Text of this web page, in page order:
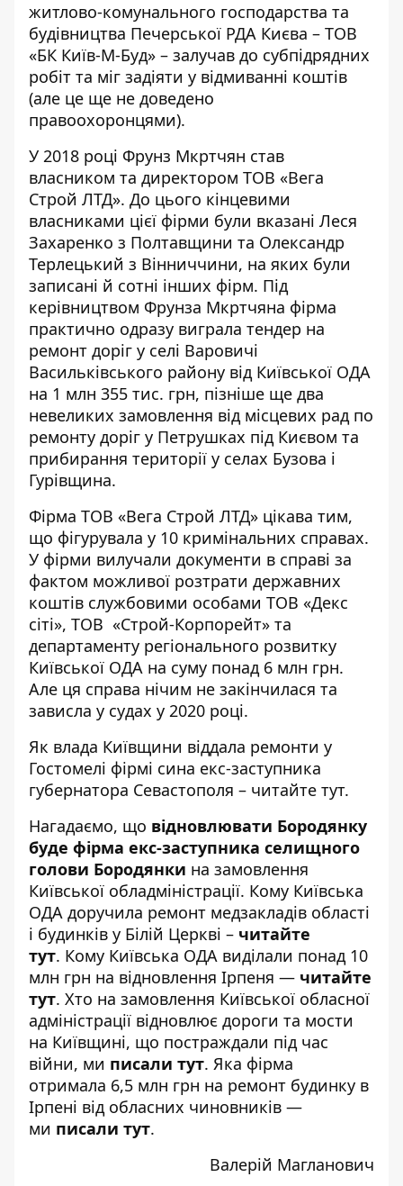
житлово-комунального господарства та
будівництва Печерської РДА Києва – ТОВ
«БК Київ-М-Буд» – залучав до субпідрядних
робіт та міг задіяти у відмиванні коштів
(але це ще не доведено
правоохоронцями).
У 2018 році Фрунз Мкртчян став
власником та директором ТОВ «Вега
Строй ЛТД». До цього кінцевими
власниками цієї фірми були вказані Леся
Захаренко з Полтавщини та Олександр
Терлецький з Вінниччини, на яких були
записані й сотні інших фірм. Під
керівництвом Фрунза Мкртчяна фірма
практично одразу виграла тендер на
ремонт доріг у селі Варовичі
Васильківського району від Київської ОДА
на 1 млн 355 тис. грн, пізніше ще два
невеликих замовлення від місцевих рад по
ремонту доріг у Петрушках під Києвом та
прибирання території у селах Бузова і
Гурівщина.
Фірма ТОВ «Вега Строй ЛТД» цікава тим,
що фігурувала у 10 кримінальних справах.
У фірми вилучали документи в справі за
фактом можливої розтрати державних
коштів службовими особами ТОВ «Декс
сіті», ТОВ «Строй-Корпорейт» та
департаменту регіонального розвитку
Київської ОДА на суму понад 6 млн грн.
Але ця справа нічим не закінчилася та
зависла у судах у 2020 році.
Як влада Київщини віддала ремонти у
Гостомелі фірмі сина екс-заступника
губернатора Севастополя – читайте тут.
Нагадаємо, що відновлювати Бородянку
буде фірма екс-заступника селищного
голови Бородянки на замовлення
Київської обладміністрації. Кому Київська
ОДА доручила ремонт медзакладів області
і будинків у Білій Церкві – читайте
тут. Кому Київська ОДА виділали понад 10
млн грн на відновлення Ірпеня — читайте
тут. Хто на замовлення Київської обласної
адміністрації відновлює дороги та мости
на Київщині, що постраждали під час
війни, ми писали тут. Яка фірма
отримала 6,5 млн грн на ремонт будинку в
Ірпені від обласних чиновників —
ми писали тут.
Валерій Магланович